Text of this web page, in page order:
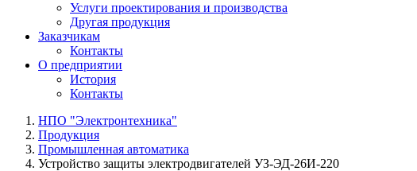
Услуги проектирования и производства
Другая продукция
Заказчикам
Контакты
О предприятии
История
Контакты
НПО "Электронтехника"
Продукция
Промышленная автоматика
Устройство защиты электродвигателей УЗ‑ЭД‑26И‑220